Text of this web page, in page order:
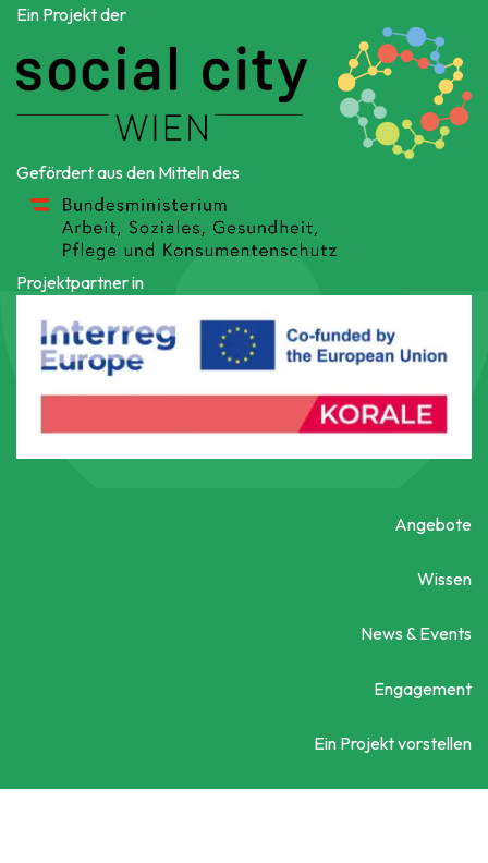
Ein Projekt der
Gefördert aus den Mitteln des
Projektpartner in
Angebote
Wissen
News & Events
Engagement
Ein Projekt vorstellen